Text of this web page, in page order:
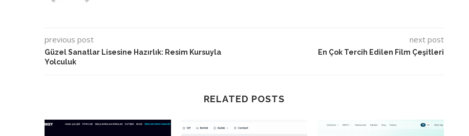
previous post
Güzel Sanatlar Lisesine Hazırlık: Resim Kursuyla
Yolculuk
next post
En Çok Tercih Edilen Film Çeşitleri
RELATED POSTS